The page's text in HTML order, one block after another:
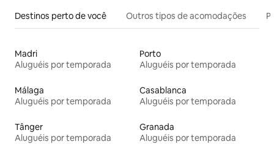
Destinos perto de você Outros tipos de acomodações
Madri
Aluguéis por temporada
Porto
Aluguéis por temporada
Málaga
Aluguéis por temporada
Casablanca
Aluguéis por temporada
Tânger
Aluguéis por temporada
Granada
Aluguéis por temporada